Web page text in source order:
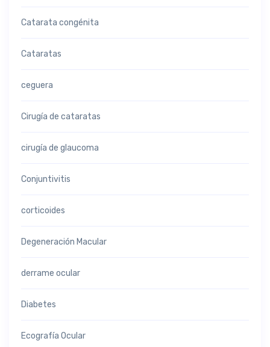
Catarata congénita
Cataratas
ceguera
Cirugía de cataratas
cirugía de glaucoma
Conjuntivitis
corticoides
Degeneración Macular
derrame ocular
Diabetes
Ecografía Ocular